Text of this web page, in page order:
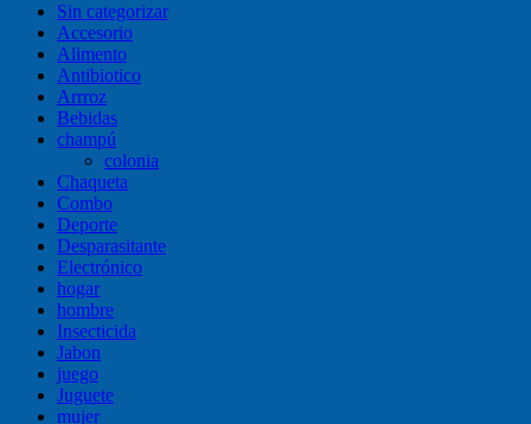
Sin categorizar
Accesorio
Alimento
Antibiotico
Arrroz
Bebidas
champú
colonia
Chaqueta
Combo
Deporte
Desparasitante
Electrónico
hogar
hombre
Insecticida
Jabon
juego
Juguete
mujer